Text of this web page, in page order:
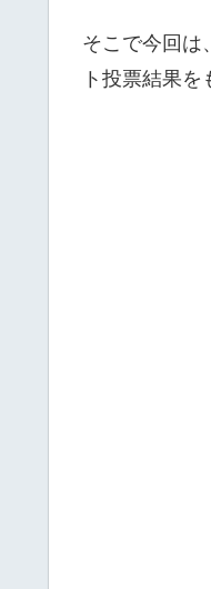
そこで今回は
ト投票結果を